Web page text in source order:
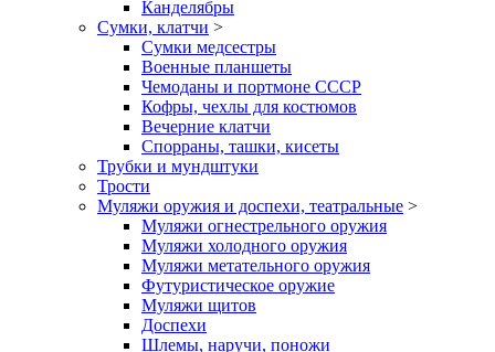
Канделябры
Сумки, клатчи >
Сумки медсестры
Военные планшеты
Чемоданы и портмоне СССР
Кофры, чехлы для костюмов
Вечерние клатчи
Спорраны, ташки, кисеты
Трубки и мундштуки
Трости
Муляжи оружия и доспехи, театральные >
Муляжи огнестрельного оружия
Муляжи холодного оружия
Муляжи метательного оружия
Футуристическое оружие
Муляжи щитов
Доспехи
Шлемы, наручи, поножи